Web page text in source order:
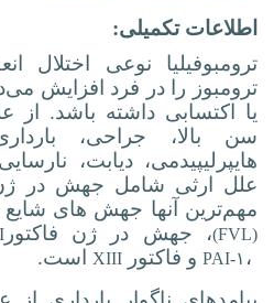
اطلاعات تکمیلی:
ترومبوفیلیا نوعی
ترومبوز را در فرد افزایش
یا اکتسابی داشته باشد. از
سن بالا، جراحی،
هایپرلیپیدمی، دیابت،
علل ارثی شامل جهش در
مهم‌ترین آنها جهش های شایع
(FVL)، جهش در ژن فاکتور
، PAI-۱ و فاکتور XIII است.